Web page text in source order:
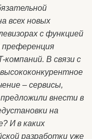
всех новых
с функцией
В связи с
– сервисы,
внести в
на
И в каких
разработки уже